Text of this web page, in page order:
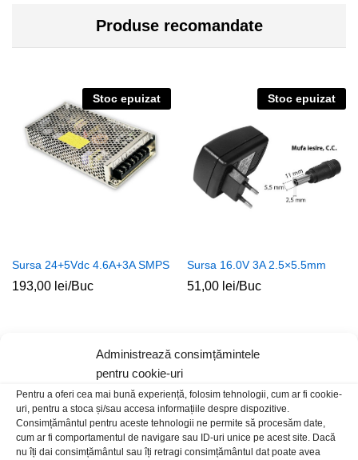
Administrează consimțămintele
pentru cookie-uri
Pentru a oferi cea mai bună experiență, folosim tehnologii, cum ar fi cookie-
uri, pentru a stoca și/sau accesa informațiile despre dispozitive.
Consimțământul pentru aceste tehnologii ne permite să procesăm date,
cum ar fi comportamentul de navigare sau ID-uri unice pe acest site. Dacă
nu îți dai consimțământul sau îți retragi consimțământul dat poate avea
Produse recomandate
Stoc epuizat
Sursa 24+5Vdc 4.6A+3A SMPS
193,00 lei/Buc
Stoc epuizat
Sursa 16.0V 3A 2.5×5.5mm
51,00 lei/Buc